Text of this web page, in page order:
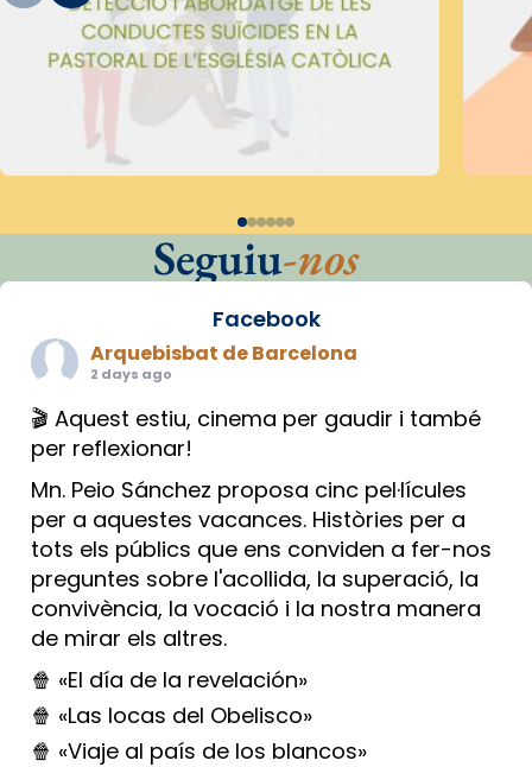
Seguiu-nos
Facebook
Arquebisbat de Barcelona
2 days ago
🎬 Aquest estiu, cinema per gaudir i també
per reflexionar!
Mn. Peio Sánchez proposa cinc pel·lícules
per a aquestes vacances. Històries per a
tots els públics que ens conviden a fer-nos
preguntes sobre l'acollida, la superació, la
convivència, la vocació i la nostra manera
de mirar els altres.
🍿 «El día de la revelación»
🍿 «Las locas del Obelisco»
🍿 «Viaje al país de los blancos»